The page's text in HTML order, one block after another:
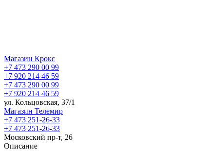
Магазин Крокс
+7 473 290 00 99
+7 920 214 46 59
+7 473 290 00 99
+7 920 214 46 59
ул. Кольцовская, 37/1
Магазин Телемир
+7 473 251-26-33
+7 473 251-26-33
Московский пр-т, 26
Описание